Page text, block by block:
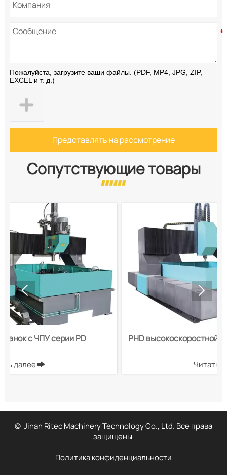
Пожалуйста, загрузите ваши файлы. (PDF, MP4, JPG, ZIP,
EXCEL и т. д.)
Представлять на рассмотрение
Сопутствующие товары
PHD высокоскоростной портальный сверлильный
 
© Jinan Ritec Machinery Technology Co., Ltd. Все права
защищены
Политика конфиденциальности